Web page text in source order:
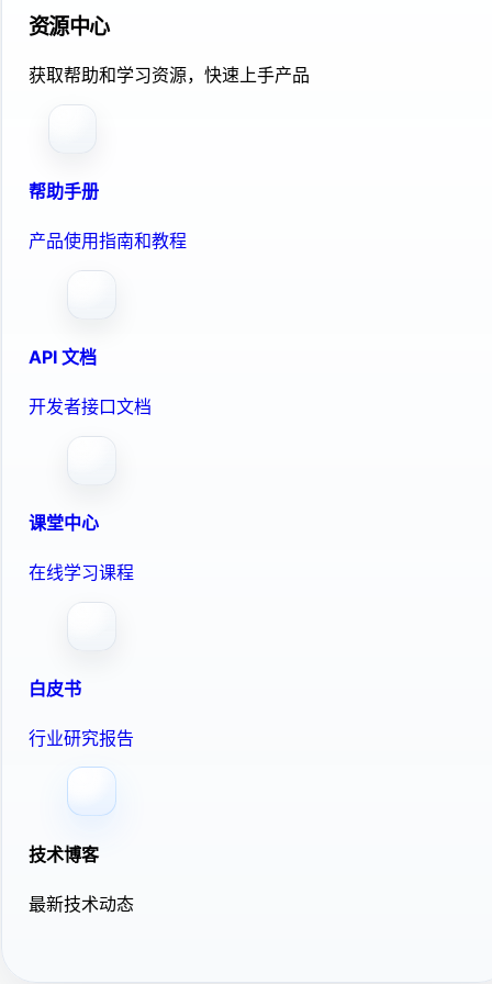
资源中心
获取帮助和学习资源，快速上手产品
帮助手册
产品使用指南和教程
API 文档
开发者接口文档
课堂中心
在线学习课程
白皮书
行业研究报告
技术博客
最新技术动态